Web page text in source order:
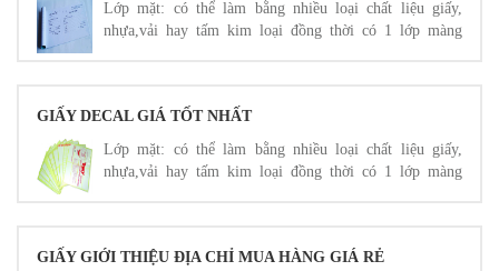
Lớp mặt: có thể làm bằng nhiều loại chất liệu giấy,
nhựa,vải hay tấm kim loại đồng thời có 1 lớp màng
GIẤY DECAL GIÁ TỐT NHẤT
Lớp mặt: có thể làm bằng nhiều loại chất liệu giấy,
nhựa,vải hay tấm kim loại đồng thời có 1 lớp màng
GIẤY GIỚI THIỆU ĐỊA CHỈ MUA HÀNG GIÁ RẺ